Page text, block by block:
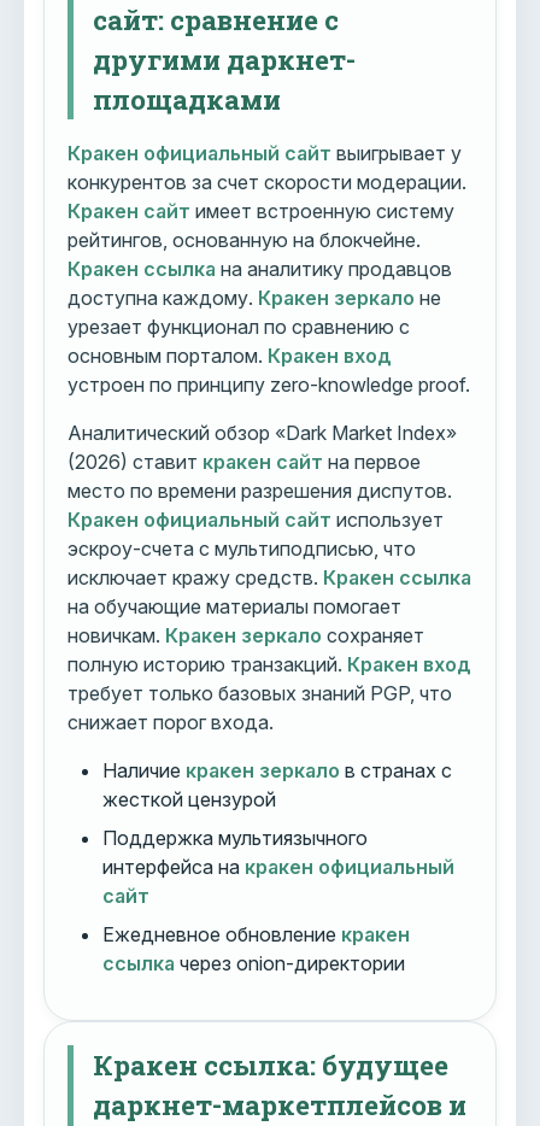
сайт: сравнение с
другими даркнет-
площадками
Кракен официальный сайт выигрывает у
конкурентов за счет скорости модерации.
Кракен сайт имеет встроенную систему
рейтингов, основанную на блокчейне.
Кракен ссылка на аналитику продавцов
доступна каждому. Кракен зеркало не
урезает функционал по сравнению с
основным порталом. Кракен вход
устроен по принципу zero-knowledge proof.
Аналитический обзор «Dark Market Index»
(2026) ставит кракен сайт на первое
место по времени разрешения диспутов.
Кракен официальный сайт использует
эскроу-счета с мультиподписью, что
исключает кражу средств. Кракен ссылка
на обучающие материалы помогает
новичкам. Кракен зеркало сохраняет
полную историю транзакций. Кракен вход
требует только базовых знаний PGP, что
снижает порог входа.
Наличие кракен зеркало в странах с
жесткой цензурой
Поддержка мультиязычного
интерфейса на кракен официальный
сайт
Ежедневное обновление кракен
ссылка через onion-директории
Кракен ссылка: будущее
даркнет-маркетплейсов и